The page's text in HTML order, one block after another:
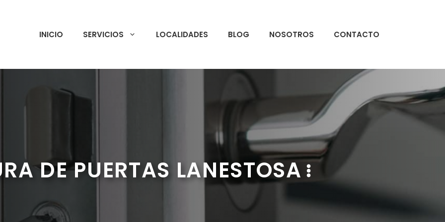
INICIO SERVICIOS LOCALIDADES BLOG NOSOTROS CONTACTO
DE PUERTAS LANESTOSA